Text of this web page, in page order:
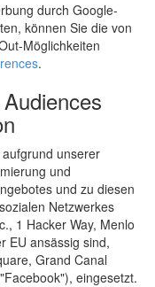
durch Google-
können Sie die von
Möglichkeiten
.
unserer
und
und zu diesen
Netzwerkes
1 Hacker Way, Menlo
EU ansässig sind,
Grand Canal
eingesetzt.